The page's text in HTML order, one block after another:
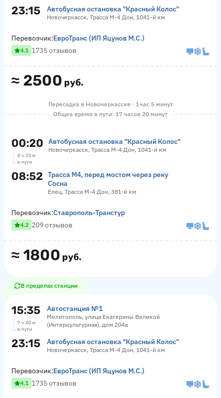
23:15 Автобусная остановка "Красный Колос"
Новочеркасск, Трасса М-4 Дон, 1041-й км
≈ 2500 руб.
Перевозчик:ЕвроТранс (ИП Яцунов М.С.)
4.1 1735 отзывов
Пересадка в Новочеркасске · 1 час 5 минут
Общее время в пути: 17 часов 20 минут
00:20 Автобусная остановка "Красный Колос"
Новочеркасск, Трасса М-4 Дон, 1041-й км
8 ч 35 м
в пути
08:52
Трасса М4, перед мостом через реку
Сосна
Елец, Трасса М-4 Дон, 381-й км
≈ 1800 руб.
Перевозчик:Ставрополь-Транстур
4.2 209 отзывов
В пределах станции
15:35 Автостанция №1
Мелитополь, улица Екатерины Великой
(Интеркультурная), дом 204а
7 ч 40 м
в пути
23:15 Автобусная остановка "Красный Колос"
Новочеркасск, Трасса М-4 Дон, 1041-й км
Перевозчик:ЕвроТранс (ИП Яцунов М.С.)
4.1 1735 отзывов